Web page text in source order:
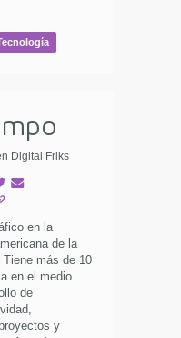
Digital Friks
en la
de la
más de 10
en el medio
de
y